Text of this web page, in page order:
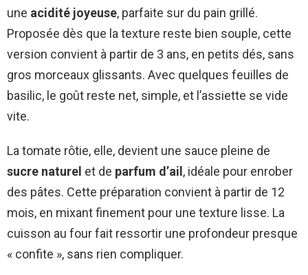
une acidité joyeuse, parfaite sur du pain grillé.
Proposée dès que la texture reste bien souple, cette
version convient à partir de 3 ans, en petits dés, sans
gros morceaux glissants. Avec quelques feuilles de
basilic, le goût reste net, simple, et l’assiette se vide
vite.
La tomate rôtie, elle, devient une sauce pleine de
sucre naturel et de parfum d’ail, idéale pour enrober
des pâtes. Cette préparation convient à partir de 12
mois, en mixant finement pour une texture lisse. La
cuisson au four fait ressortir une profondeur presque
« confite », sans rien compliquer.